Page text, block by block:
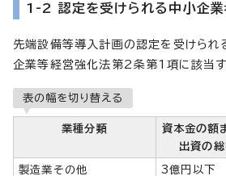
1-2 認定を受けられる中小企業
先端設備等導入計画の認定を受けられ
企業等経営強化法第2条第1項に該当す
表の幅を切り替える
業種分類
資本金の額
出資の
製造業その他 3億円以下